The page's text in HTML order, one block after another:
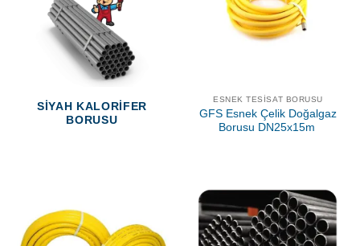
SIYAH KALORIFER
BORUSU
ESNEK TESISAT BORUSU
GFS Esnek Çelik Doğalgaz
Borusu DN25x15m